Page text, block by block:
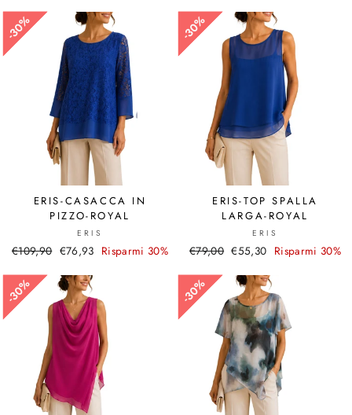
30%
30%
ERIS-CASACCA IN
PIZZO-ROYAL
ERIS
Prezzo
listino
€109,90 Prezzo
€76,93 Risparmi 30%
30%
30%
ERIS-TOP SPALLA
LARGA-ROYAL
ERIS
Prezzo
listino
€79,00 Prezzo
€55,30 Risparmi 30%
30%
30% 30%
30%